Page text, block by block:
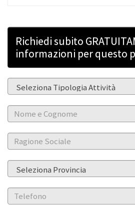
Richiedi subito
informazioni per questo